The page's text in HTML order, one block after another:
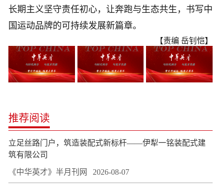
长期主义坚守责任初心，让奔跑与生态共生，书写中
国运动品牌的可持续发展新篇章。
【责编 岳钊恺】
推荐阅读
立足丝路门户，筑造装配式新标杆——伊犁一铭装配式建
筑有限公司
《中华英才》半月刊网 2026-08-07